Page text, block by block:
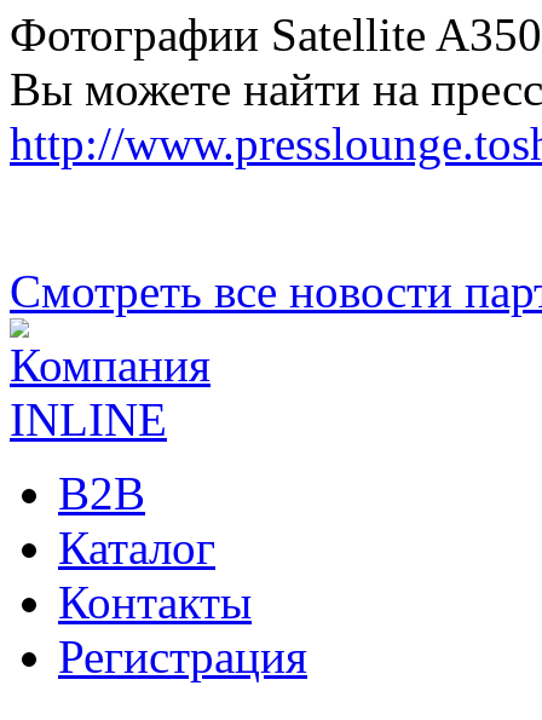
Фотографии Satellite
Вы можете найти на
http://
Смотреть все новости
B2B
Каталог
Контакты
Регистрация